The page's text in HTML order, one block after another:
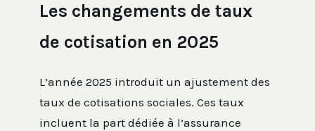
Les changements de taux
de cotisation en 2025
L’année 2025 introduit un ajustement des
taux de cotisations sociales. Ces taux
incluent la part dédiée à l’assurance